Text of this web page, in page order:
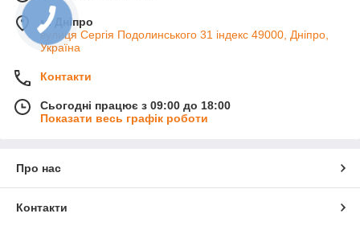
м. Дніпро
вулиця Сергія Подолинського 31 індекс 49000, Дніпро,
Україна
Контакти
Сьогодні працює з 09:00 до 18:00
Показати весь графік роботи
Про нас
Контакти